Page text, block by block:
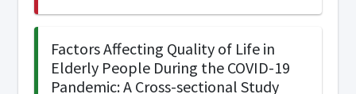
Factors Affecting Quality of Life in
Elderly People During the COVID-19
Pandemic: A Cross-sectional Study